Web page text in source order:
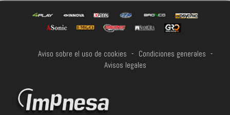
Aviso sobre el uso de cookies - Condiciones generales -
Avisos legales